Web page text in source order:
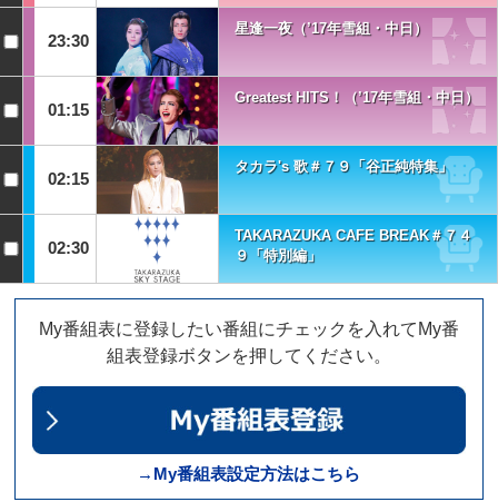
23:30
星逢一夜（’17年雪組・中日）
01:15
Greatest HITS！（’17年雪組・中日）
02:15
タカラ's 歌＃７９「谷正純特集」
02:30
TAKARAZUKA CAFE BREAK＃７４
９「特別編」
My番組表に登録したい番組にチェックを入れてMy番
組表登録ボタンを押してください。
→My番組表設定方法はこちら